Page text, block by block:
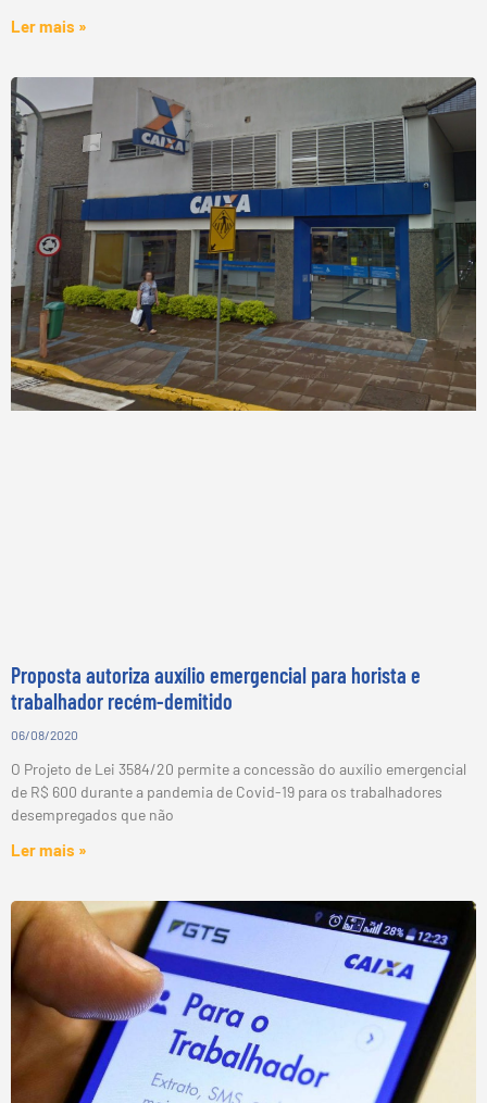
Ler mais »
Proposta autoriza auxílio emergencial para horista e
trabalhador recém-demitido
06/08/2020
O Projeto de Lei 3584/20 permite a concessão do auxílio emergencial
de R$ 600 durante a pandemia de Covid-19 para os trabalhadores
desempregados que não
Ler mais »